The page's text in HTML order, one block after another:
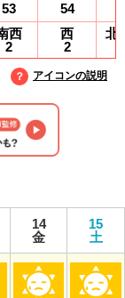
53
西
2
54
西
2
北
アイコンの説明
14
金
15
土